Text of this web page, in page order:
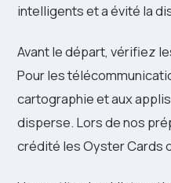
intelligents et a évité la
Avant le départ, vérifiez
Pour les
cartographie et aux
disperse. Lors de nos
crédité les Oyster Cards